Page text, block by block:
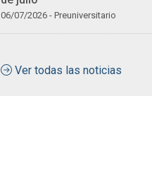
06/07/2026 - Preuniversitario
Ver todas las noticias